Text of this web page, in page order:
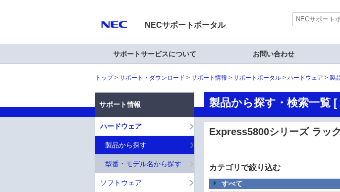
NECサポートポータル
サポートサービスについて お問い合わせ
トップ サポート・ダウンロード サポート情報 サポートポータル ハードウェア 製
製品から探す・検索一覧
Express5800シリーズ ラッ
カテゴリで絞り込む
すべて
サポート情報
ハードウェア
製品から探す
型番・モデル名から探す
ソフトウェア